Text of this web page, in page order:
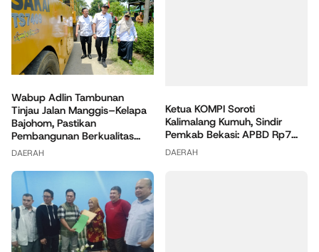
Wabup Adlin Tambunan
Tinjau Jalan Manggis–Kelapa
Bajohom, Pastikan
Pembangunan Berkualitas...
DAERAH
Ketua KOMPI Soroti
Kalimalang Kumuh, Sindir
Pemkab Bekasi: APBD Rp7...
DAERAH